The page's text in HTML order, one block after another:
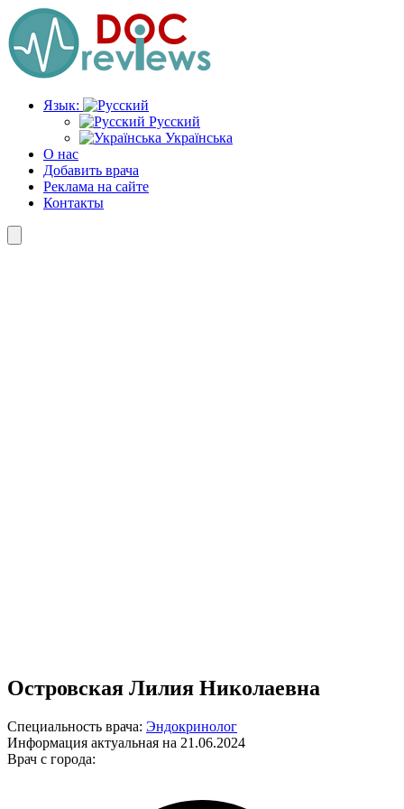
Перейти
к
содержимому
Язык:
Русский
Українська
О нас
Добавить врача
Реклама на сайте
Контакты
Островская Лилия Николаевна
Специальность врача: Эндокринолог
Информация актуальная на 21.06.2024
Врач с города: